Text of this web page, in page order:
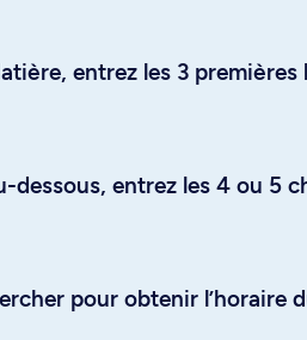
entrez les 3
dessous, entrez les 4 ou 5
pour obtenir